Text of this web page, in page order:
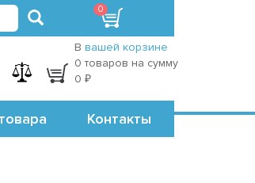
регистрация
В вашей корзине
0 товаров на сумму
0 ₽
Контакты
0